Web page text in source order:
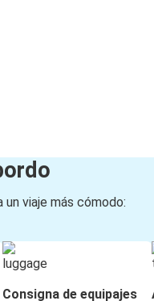
viaje más cómodo:
Consigna de equipajes